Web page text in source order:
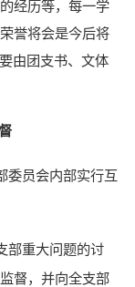
经历等，每一学
誉将会是今后将
由团支书、文体
委员会内部实行互
部重大问题的讨
督，并向全支部